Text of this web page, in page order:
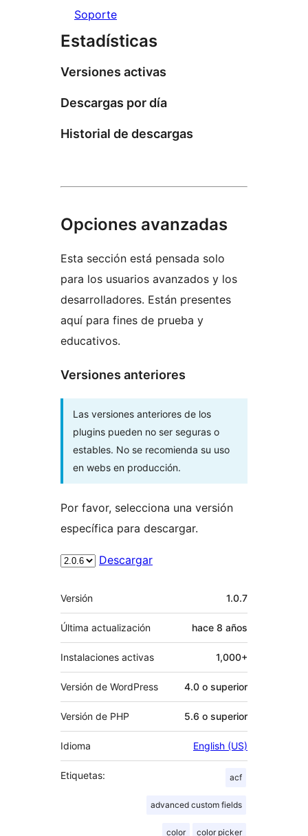
Soporte
Estadísticas
Versiones activas
Descargas por día
Historial de descargas
Opciones avanzadas
Esta sección está pensada solo
para los usuarios avanzados y los
desarrolladores. Están presentes
aquí para fines de prueba y
educativos.
Versiones anteriores
Las versiones anteriores de los
plugins pueden no ser seguras o
estables. No se recomienda su uso
en webs en producción.
Por favor, selecciona una versión
específica para descargar.
Descargar
Meta
Versión 1.0.7
Última actualización hace 8 años
Instalaciones activas 1,000+
Versión de WordPress 4.0 o superior
Versión de PHP 5.6 o superior
Idioma English (US)
Etiquetas: acf
advanced custom fields
color color picker